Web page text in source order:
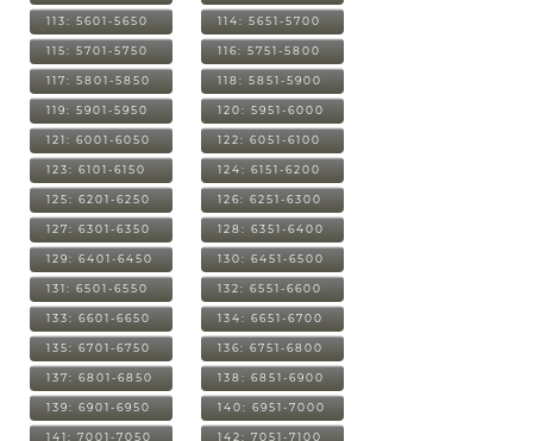
113: 5601-5650 114: 5651-5700
115: 5701-5750 116: 5751-5800
117: 5801-5850 118: 5851-5900
119: 5901-5950 120: 5951-6000
121: 6001-6050 122: 6051-6100
123: 6101-6150 124: 6151-6200
125: 6201-6250 126: 6251-6300
127: 6301-6350 128: 6351-6400
129: 6401-6450 130: 6451-6500
131: 6501-6550 132: 6551-6600
133: 6601-6650 134: 6651-6700
135: 6701-6750 136: 6751-6800
137: 6801-6850 138: 6851-6900
139: 6901-6950 140: 6951-7000
141: 7001-7050 142: 7051-7100